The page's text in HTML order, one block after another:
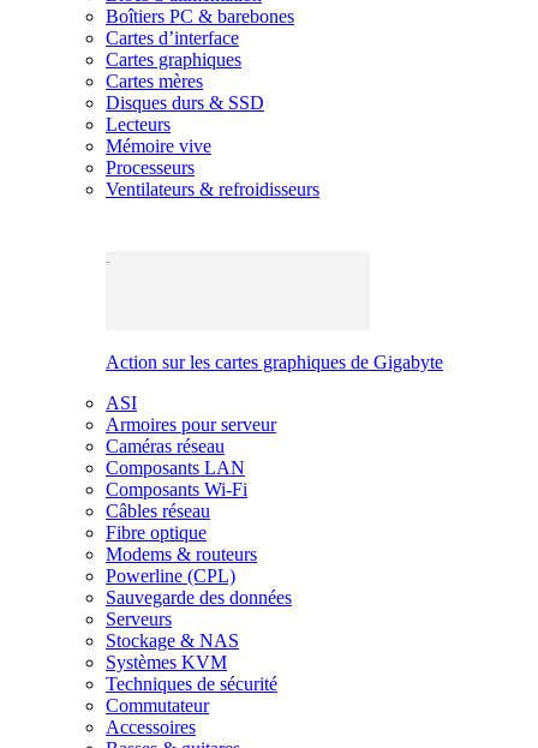
Boîtiers PC & barebones
Cartes d’interface
Cartes graphiques
Cartes mères
Disques durs & SSD
Lecteurs
Mémoire vive
Processeurs
Ventilateurs & refroidisseurs
Action sur les cartes graphiques de Gigabyte
ASI
Armoires pour serveur
Caméras réseau
Composants LAN
Composants Wi-Fi
Câbles réseau
Fibre optique
Modems & routeurs
Powerline (CPL)
Sauvegarde des données
Serveurs
Stockage & NAS
Systèmes KVM
Techniques de sécurité
Commutateur
Accessoires